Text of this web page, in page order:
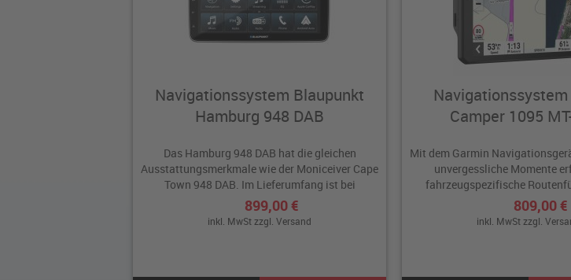
Navigationssystem Blaupunkt
Hamburg 948 DAB
Das Hamburg 948 DAB hat die gleichen
Ausstattungsmerkmale wie der Moniceiver Cape
Town 948 DAB. Im Lieferumfang ist bei
diesem...
899,00 €
inkl. MwSt zzgl.Versand
Camper 1095
Mit dem Garmin
unvergessliche Momente
fahrzeugspezifische
809,00 €
inkl. MwSt zzgl.